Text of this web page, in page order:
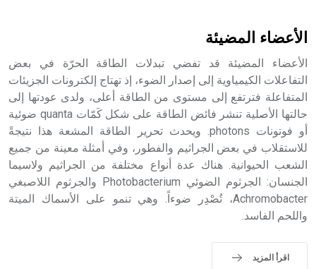
الأعضاء المضيئة
الأعضاء المضيئة قد تفضي تبدلات الطاقة الحرّة في بعض
التفاعلات الكيمياوية إلى إصدار الضوء، إذ تهتاج إلكترونات الجزيئات
المتفاعلة فترتفع إلى مستوى من الطاقة أعلى، ولدى عودتها إلى
حالتها الأصلية تنشر فائض الطاقة على شكل كَمّات quanta ضوئية
أو فوتونات photons. ويحدث تحرير الطاقة المشعة هذا نتيجةً
للاستقلاب في بعض الجراثيم والفطور، وفي أمثلة معينة من جميع
الشعب الحيوانية. هناك عدة أنواع مختلفة من الجراثيم ولاسيما
الجنسان: الجرثوم الضوئي Photobacterium والجرثوم اللاصبغي
Achromobacter، تُصْدِر ضوءاً. وهي تنمو على الأسماك الميتة
واللحم الفاسد.
اقرأ المزيد